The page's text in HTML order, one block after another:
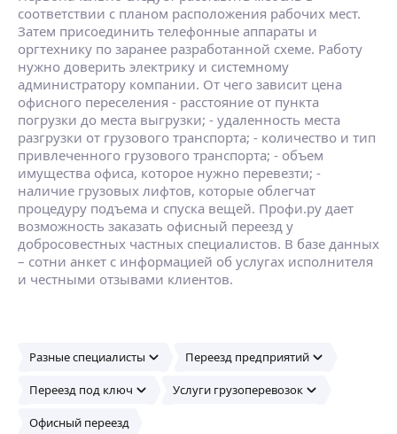
соответствии с планом расположения рабочих мест.
Затем присоединить телефонные аппараты и
оргтехнику по заранее разработанной схеме. Работу
нужно доверить электрику и системному
администратору компании. От чего зависит цена
офисного переселения - расстояние от пункта
погрузки до места выгрузки; - удаленность места
разгрузки от грузового транспорта; - количество и тип
привлеченного грузового транспорта; - объем
имущества офиса, которое нужно перевезти; -
наличие грузовых лифтов, которые облегчат
процедуру подъема и спуска вещей. Профи.ру дает
возможность заказать офисный переезд у
добросовестных частных специалистов. В базе данных
– сотни анкет с информацией об услугах исполнителя
и честными отзывами клиентов.
Разные специалисты Переезд предприятий
Переезд под ключ Услуги грузоперевозок
Офисный переезд